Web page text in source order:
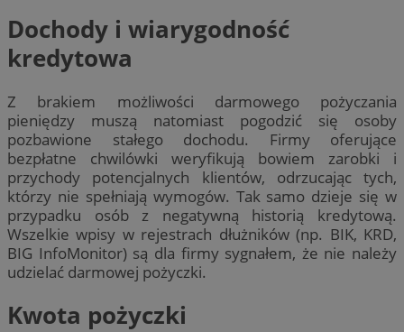
Dochody i wiarygodność
kredytowa
Z brakiem możliwości darmowego pożyczania
pieniędzy muszą natomiast pogodzić się osoby
pozbawione stałego dochodu. Firmy oferujące
bezpłatne chwilówki weryfikują bowiem zarobki i
przychody potencjalnych klientów, odrzucając tych,
którzy nie spełniają wymogów. Tak samo dzieje się w
przypadku osób z negatywną historią kredytową.
Wszelkie wpisy w rejestrach dłużników (np. BIK, KRD,
BIG InfoMonitor) są dla firmy sygnałem, że nie należy
udzielać darmowej pożyczki.
Kwota pożyczki